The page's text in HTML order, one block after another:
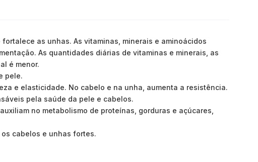
as unhas. As vitaminas, minerais e aminoácidos
As quantidades diárias de vitaminas e minerais, as
é menor.
pele.
e elasticidade. No cabelo e na unha, aumenta a resistência.
pela saúde da pele e cabelos.
no metabolismo de proteínas, gorduras e açúcares,
cabelos e unhas fortes.